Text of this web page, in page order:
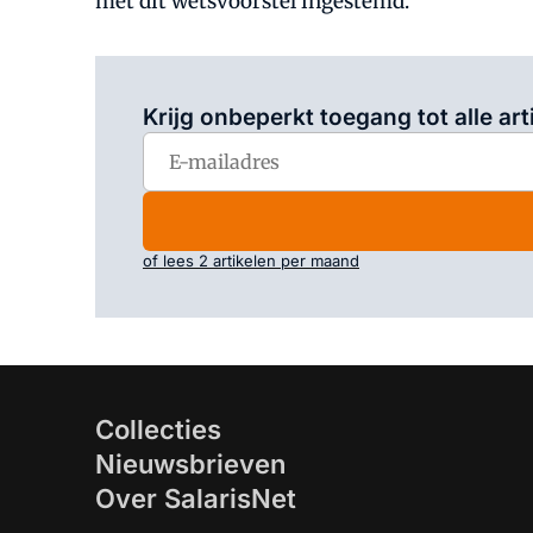
Krijg onbeperkt toegang tot alle
of lees 2 artikelen per maand
Collecties
Nieuwsbrieven
Over SalarisNet